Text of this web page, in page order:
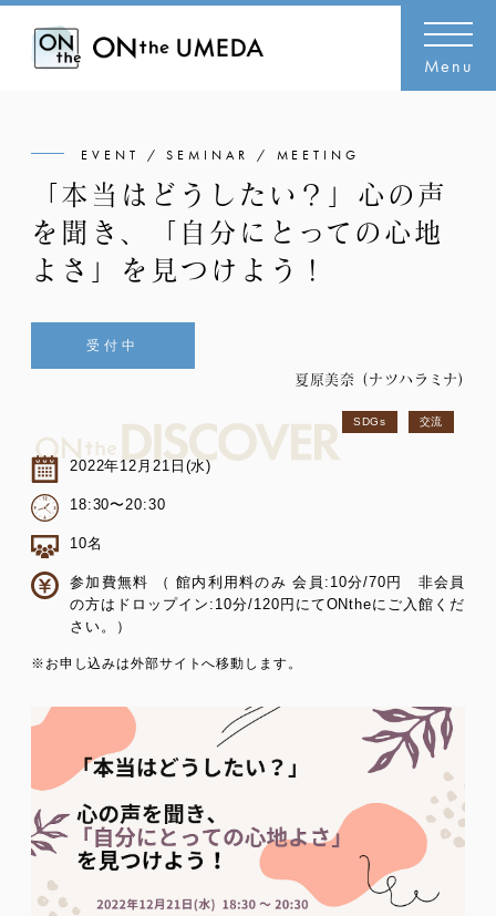
Menu
EVENT / SEMINAR / MEETING
「本当はどうしたい？」心の声
を聞き、「自分にとっての心地
よさ」を見つけよう！
受付中
夏原美奈 (ナツハラミナ)
SDGs 交流
2022年12月21日(水)
18:30〜20:30
10名
参加費無料 （ 館内利用料のみ 会員:10分/70円 非会員
の方はドロップイン:10分/120円にてONtheにご入館くだ
さい。）
※お申し込みは外部サイトへ移動します。